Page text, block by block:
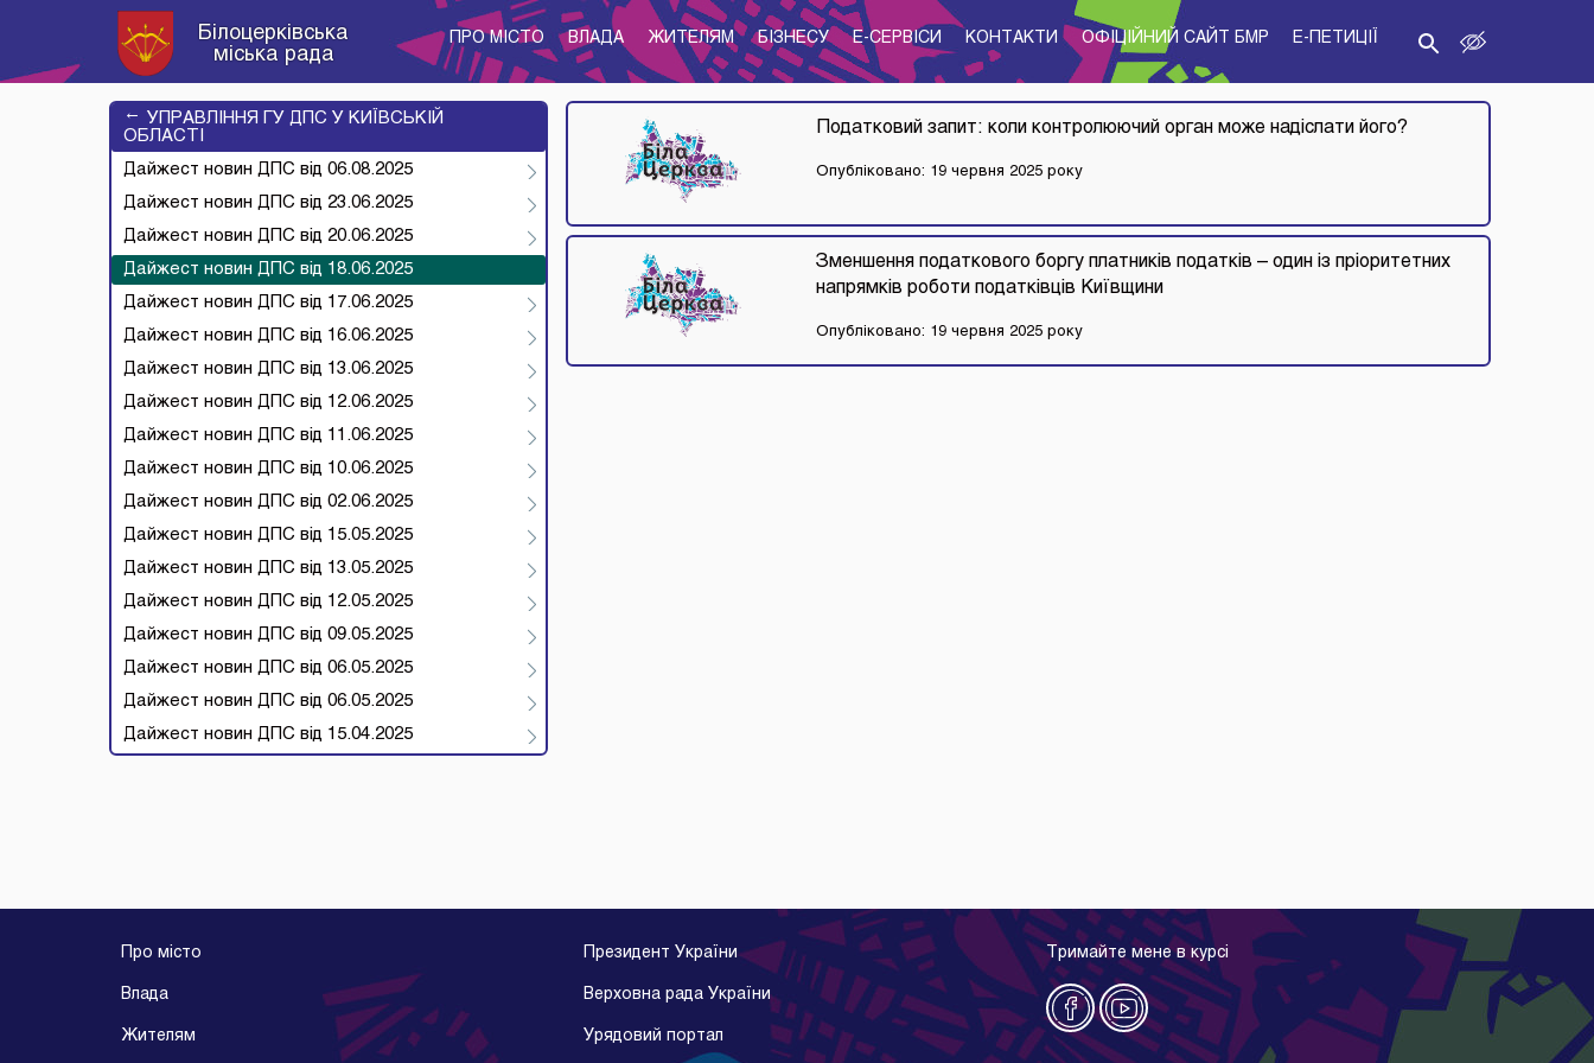
Білоцерківська
міська рада
ПРО МІСТО ВЛАДА ЖИТЕЛЯМ БІЗНЕСУ E-CЕРВІСИ КОНТАКТИ ОФІЦІЙНИЙ САЙТ БМР E-ПЕТИЦІЇ
→
УПРАВЛІННЯ ГУ ДПС У КИЇВСЬКІЙ
ОБЛАСТІ
Дайжест новин ДПС від 06.08.2025
Дайжест новин ДПС від 23.06.2025
Дайжест новин ДПС від 20.06.2025
Дайжест новин ДПС від 18.06.2025
Дайжест новин ДПС від 17.06.2025
Дайжест новин ДПС від 16.06.2025
Дайжест новин ДПС від 13.06.2025
Дайжест новин ДПС від 12.06.2025
Дайжест новин ДПС від 11.06.2025
Дайжест новин ДПС від 10.06.2025
Дайжест новин ДПС від 02.06.2025
Дайжест новин ДПС від 15.05.2025
Дайжест новин ДПС від 13.05.2025
Дайжест новин ДПС від 12.05.2025
Дайжест новин ДПС від 09.05.2025
Дайжест новин ДПС від 06.05.2025
Дайжест новин ДПС від 06.05.2025
Дайжест новин ДПС від 15.04.2025
Податковий запит: коли контролюючий орган може надіслати його?
Опубліковано: 19 червня 2025 року
Зменшення податкового боргу платників податків – один із пріоритетних
напрямків роботи податківців Київщини
Опубліковано: 19 червня 2025 року
Про місто
Влада
Жителям
Президент України
Верховна рада України
Урядовий портал
Тримайте мене в курсі